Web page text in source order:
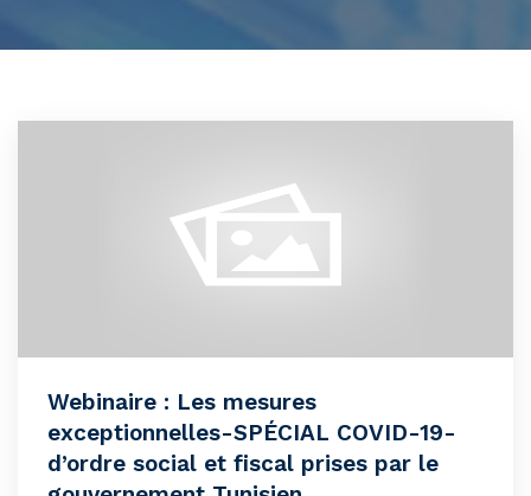
Webinaire : Les mesures
exceptionnelles-SPÉCIAL COVID-19-
d’ordre social et fiscal prises par le